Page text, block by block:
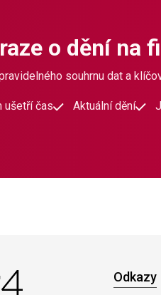
o dění na
souhrnu dat a
ušetří čas Aktuální dění
Odkazy